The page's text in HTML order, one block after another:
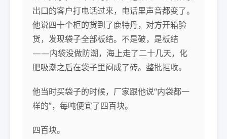
出口的客户打电话过来，电话里声音都变了。
他说四十个柜的货到了鹿特丹，对方开箱验
货，发现袋子全部板结。不是破，是板结
——内袋没做防潮，海上走了二十几天，化
肥吸潮之后在袋子里闷成了砖。整批拒收。
他当时买袋子的时候，厂家跟他说“内袋都一
样的”，每吨便宜了四百块。
四百块。